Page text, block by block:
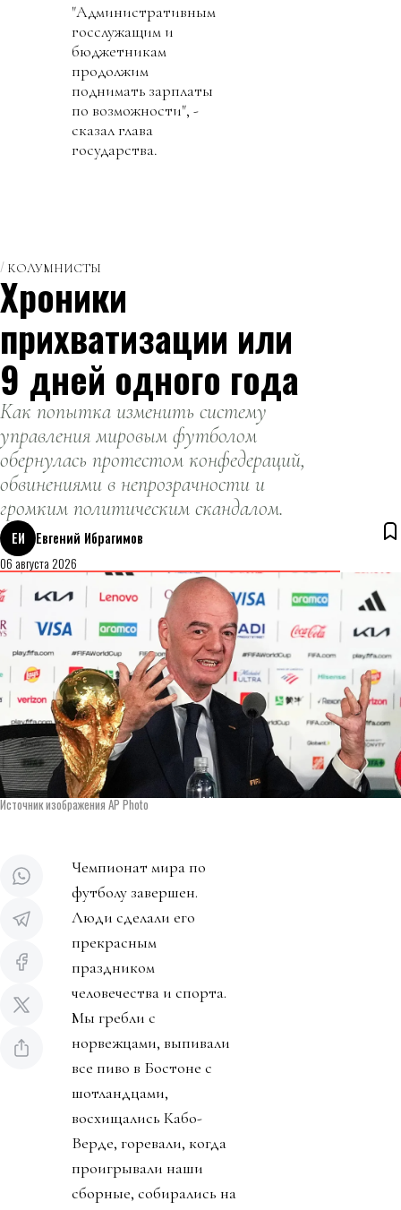
"Административным
госслужащим и
бюджетникам
продолжим
поднимать зарплаты
по возможности", -
сказал глава
государства.
КОЛУМНИСТЫ
Хроники
прихватизации или
9 дней одного года
Как попытка изменить систему
управления мировым футболом
обернулась протестом конфедераций,
обвинениями в непрозрачности и
громким политическим скандалом.
ЕИ
Евгений Ибрагимов
06 августа 2026
Источник изображения AP Photo
Чемпионат мира по
футболу завершен.
Люди сделали его
прекрасным
праздником
человечества и спорта.
Мы гребли с
норвежцами, выпивали
все пиво в Бостоне с
шотландцами,
восхищались Кабо-
Верде, горевали, когда
проигрывали наши
сборные, собирались на